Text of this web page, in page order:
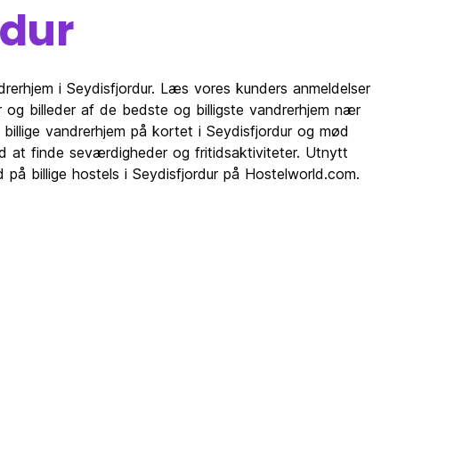
i Seydisfjordur. Læs vores kunders anmeldelser
billeder af de bedste og billigste vandrerhjem nær
vandrerhjem på kortet i Seydisfjordur og mød
at finde seværdigheder og fritidsaktiviteter. Utnytt
billige hostels i Seydisfjordur på Hostelworld.com.